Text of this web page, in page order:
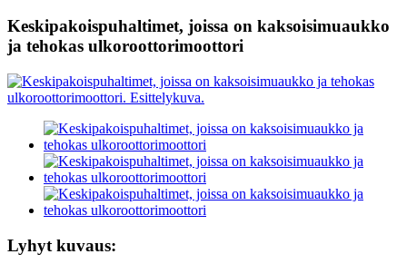
Keskipakoispuhaltimet, joissa on kaksoisimuaukko
ja tehokas ulkoroottorimoottori
Lyhyt kuvaus: